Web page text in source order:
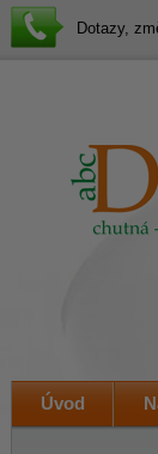
Dotazy,
Úvod